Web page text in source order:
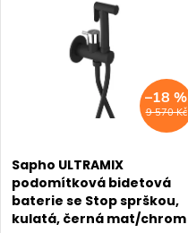
9 570 Kč
–18 %
Sapho ULTRAMIX
podomítková bidetová
baterie se Stop sprškou,
kulatá, černá mat/chrom